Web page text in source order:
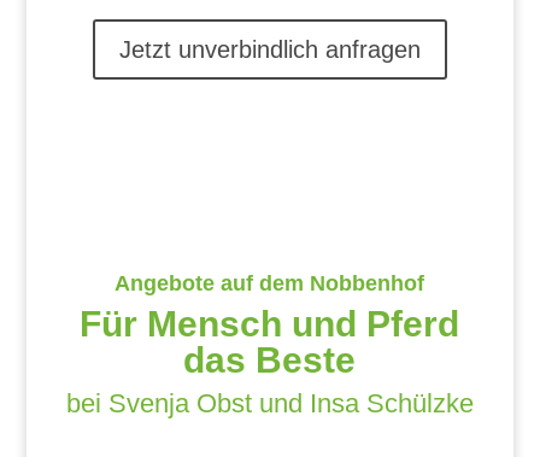
Jetzt unverbindlich anfragen
Angebote auf dem Nobbenhof
Für Mensch und Pferd
das Beste
bei Svenja Obst und Insa Schülzke